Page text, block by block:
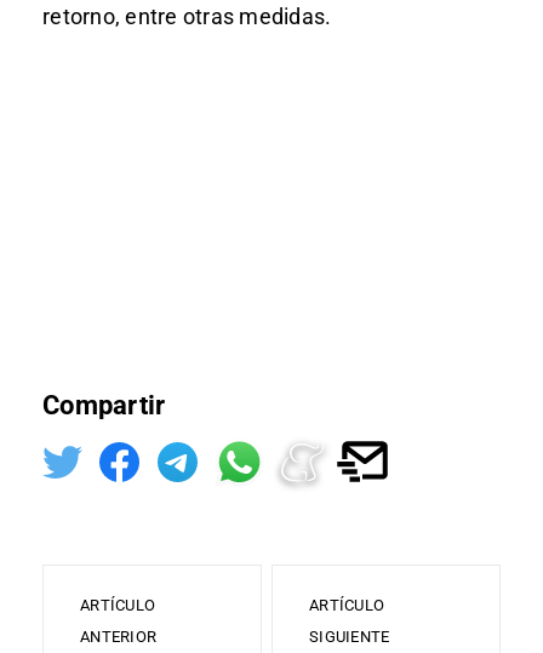
retorno, entre otras medidas.
Compartir
ARTÍCULO
ANTERIOR
ARTÍCULO
SIGUIENTE